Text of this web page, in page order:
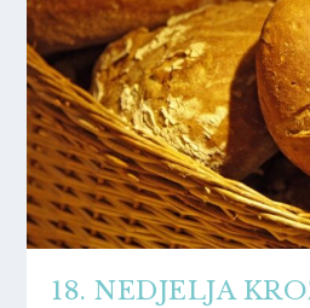
18. NEDJELJA